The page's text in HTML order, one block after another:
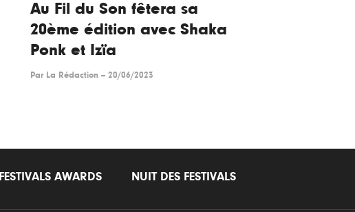
Au Fil du Son fêtera sa
20ème édition avec Shaka
Ponk et Izïa
Par La Rédaction -- 20/06/2023
FESTIVALS AWARDS NUIT DES FESTIVALS